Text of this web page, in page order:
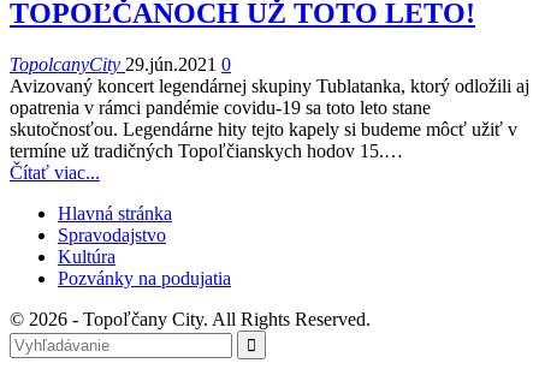
TOPOĽČANOCH UŽ TOTO LETO!
TopolcanyCity 29.jún.2021 0
Avizovaný koncert legendárnej skupiny Tublatanka, ktorý odložili aj
opatrenia v rámci pandémie covidu-19 sa toto leto stane
skutočnosťou. Legendárne hity tejto kapely si budeme môcť užiť v
termíne už tradičných Topoľčianskych hodov 15.…
Čítať viac...
Hlavná stránka
Spravodajstvo
Kultúra
Pozvánky na podujatia
© 2026 - Topoľčany City. All Rights Reserved.